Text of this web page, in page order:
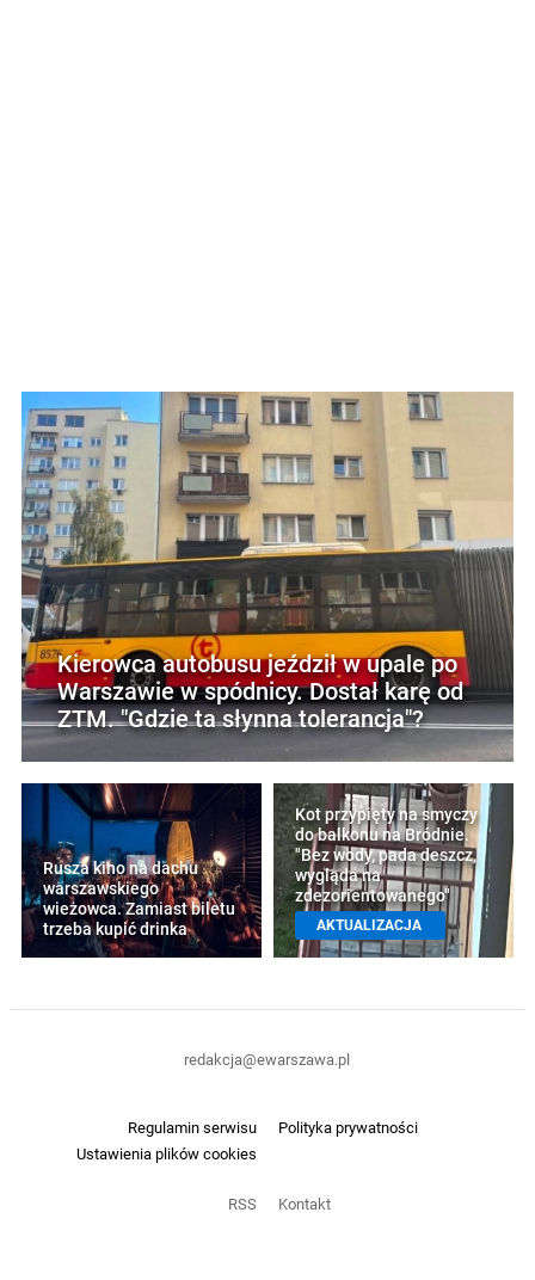
Kierowca autobusu jeździł w upale po
Warszawie w spódnicy. Dostał karę od
ZTM. "Gdzie ta słynna tolerancja"?
Rusza kino na dachu
warszawskiego
wieżowca. Zamiast biletu
trzeba kupić drinka
Kot przypięty na smyczy
do balkonu na Bródnie.
"Bez wody, pada deszcz,
wygląda na
zdezorientowanego"
AKTUALIZACJA
Regulamin serwisu
Polityka prywatności
Ustawienia plików cookies
RSS Kontakt
redakcja@ewarszawa.pl